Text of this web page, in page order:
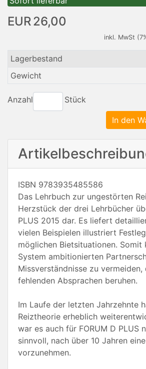
EUR 26,00
inkl. MwSt
Lagerbestand
Gewicht
Anzahl Stück
In den
ISBN 9783935485586
Das Lehrbuch zur ungestörten
Herzstück der drei Lehrbücher
PLUS 2015 dar. Es liefert
vielen Beispielen illustriert
möglichen Bietsituationen. Somit
System ambitionierten
Missverständnisse zu vermeiden,
fehlenden Absprachen beruhen.
Im Laufe der letzten Jahrzehnte
Reiztheorie erheblich
war es auch für FORUM D PLUS
sinnvoll, nach über 10 Jahren
vorzunehmen.